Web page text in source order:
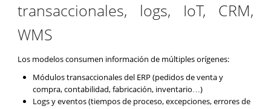
transaccionales, logs, IoT, CRM,
WMS
Los modelos consumen información de múltiples orígenes:
Módulos transaccionales del ERP (pedidos de venta y
compra, contabilidad, fabricación, inventario…)
Logs y eventos (tiempos de proceso, excepciones, errores de